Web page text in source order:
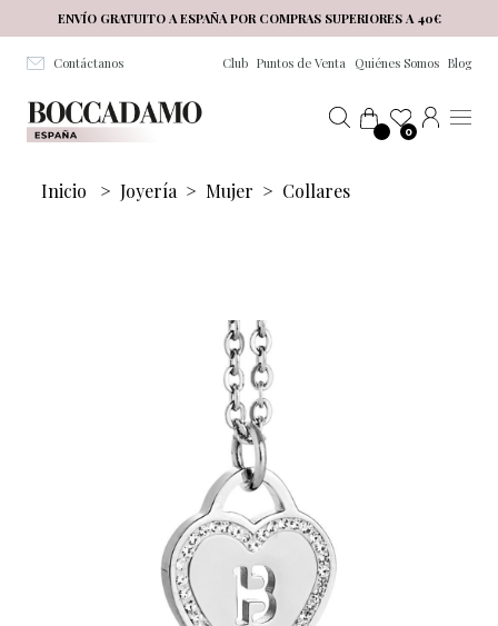
Salta al contenuto principale
ENVÍO GRATUITO A ESPAÑA POR COMPRAS SUPERIORES A 40€
Contáctanos Club Puntos de Venta Quiénes Somos Blog
0
Inicio > Joyería > Mujer > Collares